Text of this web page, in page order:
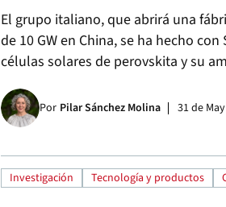
El grupo italiano, que abrirá una
de 10 GW en China, se ha hecho
células solares de perovskita y su
Por Pilar Sánchez Molina 31 de
Investigación Tecnología y productos